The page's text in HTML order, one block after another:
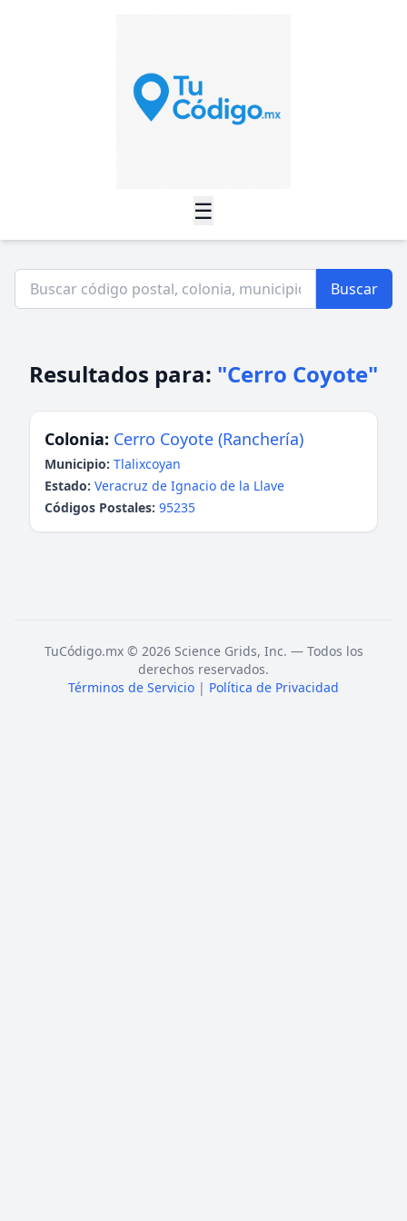
☰
Buscar
Resultados para: "Cerro Coyote"
Colonia: Cerro Coyote (Ranchería)
Municipio: Tlalixcoyan
Estado: Veracruz de Ignacio de la Llave
Códigos Postales: 95235
TuCódigo.mx © 2026 Science Grids, Inc. — Todos los
derechos reservados.
Términos de Servicio | Política de Privacidad